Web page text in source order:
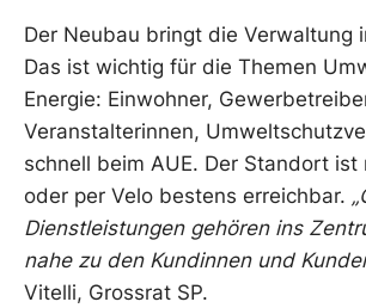
Der Neubau bringt die Verwaltung
Das ist wichtig für die Themen
Energie: Einwohner,
Veranstalterinnen,
schnell beim AUE. Der Standort ist
oder per Velo bestens erreichbar.
Dienstleistungen gehören ins
nahe zu den Kundinnen und
Vitelli, Grossrat SP.